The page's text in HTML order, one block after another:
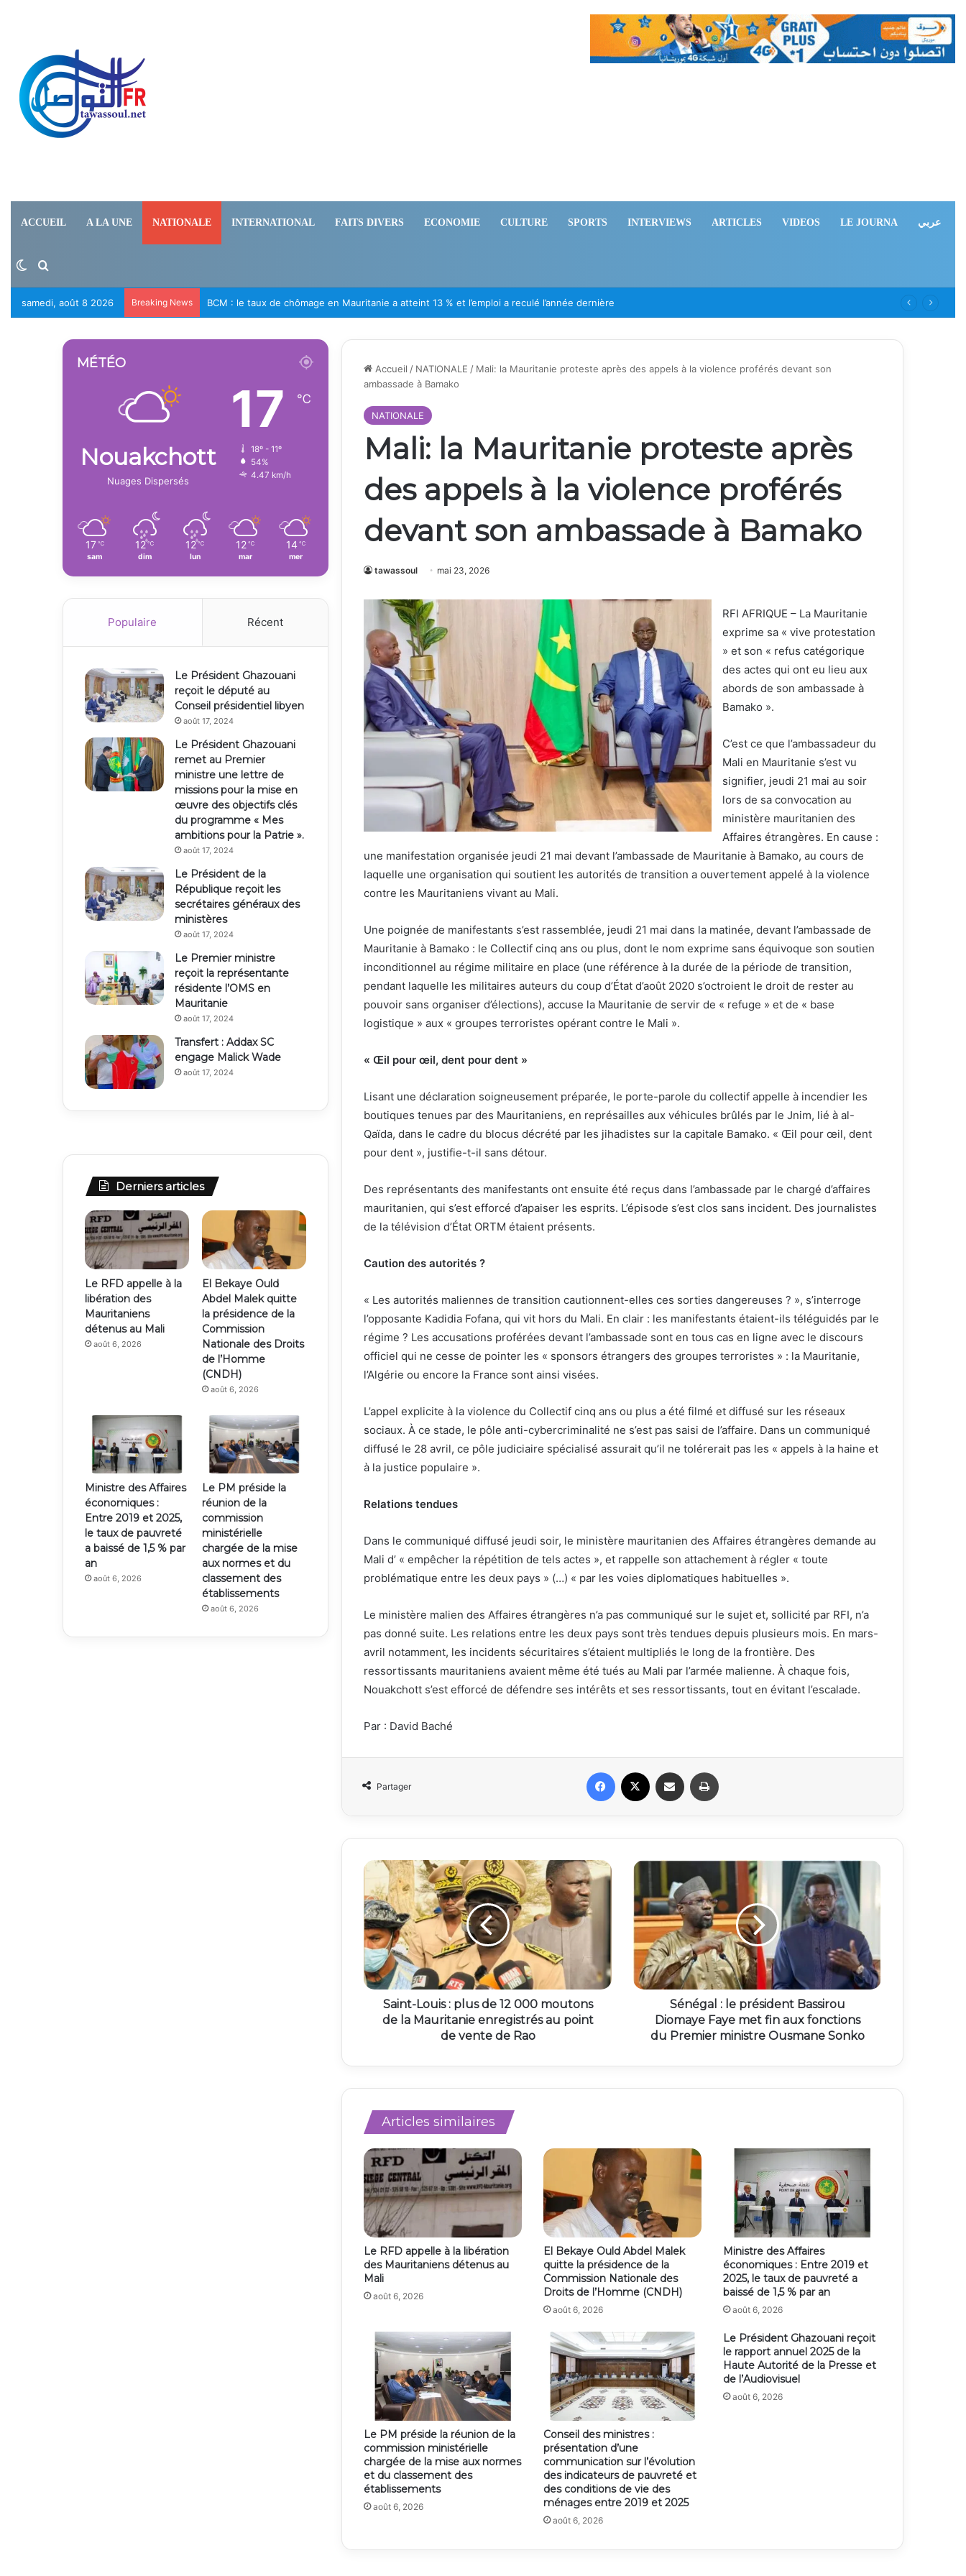
ACCUEIL A LA UNE NATIONALE INTERNATIONAL FAITS DIVERS ECONOMIE CULTURE SPORTS INTERVIEWS ARTICLES VIDEOS LE JOURNA عربي
Switch skin
Rechercher
samedi, août 8 2026 Breaking News Le RFD appelle à la libération des Mauritaniens détenus au Mali
Accueil / NATIONALE / Mali: la Mauritanie proteste après des appels à la violence proférés devant son
ambassade à Bamako
NATIONALE
Mali: la Mauritanie proteste après
des appels à la violence proférés
devant son ambassade à Bamako
tawassoul mai 23, 2026
RFI AFRIQUE – La Mauritanie
exprime sa « vive protestation
» et son « refus catégorique
des actes qui ont eu lieu aux
abords de son ambassade à
Bamako ».
C’est ce que l’ambassadeur du
Mali en Mauritanie s’est vu
signifier, jeudi 21 mai au soir
lors de sa convocation au
ministère mauritanien des
Affaires étrangères. En cause :
une manifestation organisée jeudi 21 mai devant l’ambassade de Mauritanie à Bamako, au cours de
laquelle une organisation qui soutient les autorités de transition a ouvertement appelé à la violence
contre les Mauritaniens vivant au Mali.
Une poignée de manifestants s’est rassemblée, jeudi 21 mai dans la matinée, devant l’ambassade de
Mauritanie à Bamako : le Collectif cinq ans ou plus, dont le nom exprime sans équivoque son soutien
inconditionnel au régime militaire en place (une référence à la durée de la période de transition,
pendant laquelle les militaires auteurs du coup d’État d’août 2020 s’octroient le droit de rester au
pouvoir sans organiser d’élections), accuse la Mauritanie de servir de « refuge » et de « base
logistique » aux « groupes terroristes opérant contre le Mali ».
« Œil pour œil, dent pour dent »
Lisant une déclaration soigneusement préparée, le porte-parole du collectif appelle à incendier les
boutiques tenues par des Mauritaniens, en représailles aux véhicules brûlés par le Jnim, lié à al-
Qaïda, dans le cadre du blocus décrété par les jihadistes sur la capitale Bamako. « Œil pour œil, dent
pour dent », justifie-t-il sans détour.
Des représentants des manifestants ont ensuite été reçus dans l’ambassade par le chargé d’affaires
mauritanien, qui s’est efforcé d’apaiser les esprits. L’épisode s’est clos sans incident. Des journalistes
de la télévision d’État ORTM étaient présents.
Caution des autorités ?
« Les autorités maliennes de transition cautionnent-elles ces sorties dangereuses ? », s’interroge
l’opposante Kadidia Fofana, qui vit hors du Mali. En clair : les manifestants étaient-ils téléguidés par le
régime ? Les accusations proférées devant l’ambassade sont en tous cas en ligne avec le discours
officiel qui ne cesse de pointer les « sponsors étrangers des groupes terroristes » : la Mauritanie,
l’Algérie ou encore la France sont ainsi visées.
L’appel explicite à la violence du Collectif cinq ans ou plus a été filmé et diffusé sur les réseaux
sociaux. À ce stade, le pôle anti-cybercriminalité ne s’est pas saisi de l’affaire. Dans un communiqué
diffusé le 28 avril, ce pôle judiciaire spécialisé assurait qu’il ne tolérerait pas les « ​​​​​​​appels à la haine et
à la justice populaire ».
Relations tendues
Dans le communiqué diffusé jeudi soir, le ministère mauritanien des Affaires étrangères demande au
Mali d’ « empêcher la répétition de tels actes », et rappelle son attachement à régler « ​​​​​​​toute
problématique entre les deux pays » (…) « par les voies diplomatiques habituelles ».
Le ministère malien des Affaires étrangères n’a pas communiqué sur le sujet et, sollicité par RFI, n’a
pas donné suite. Les relations entre les deux pays sont très tendues depuis plusieurs mois. En mars-
avril notamment, les incidents sécuritaires s’étaient multipliés le long de la frontière. Des
ressortissants mauritaniens avaient même été tués au Mali par l’armée malienne. À chaque fois,
Nouakchott s’est efforcé de défendre ses intérêts et ses ressortissants, tout en évitant l’escalade.
Par : David Baché
Partager
Facebook Partager par email
Saint-Louis : plus de 12 000 moutons
de la Mauritanie enregistrés au point
de vente de Rao
Sénégal : le président Bassirou
Diomaye Faye met fin aux fonctions
du Premier ministre Ousmane Sonko
Articles similaires
Le RFD appelle à la libération
des Mauritaniens détenus au
Mali
août 6, 2026
El Bekaye Ould Abdel Malek
quitte la présidence de la
Commission Nationale des
Droits de l’Homme (CNDH)
août 6, 2026
Ministre des Affaires
économiques : Entre 2019 et
2025, le taux de pauvreté a
baissé de 1,5 % par an
août 6, 2026
Le PM préside la réunion de la
commission ministérielle
chargée de la mise aux normes
et du classement des
établissements
août 6, 2026
Conseil des ministres :
présentation d’une
communication sur l’évolution
des indicateurs de pauvreté et
des conditions de vie des
ménages entre 2019 et 2025
août 6, 2026
Le Président Ghazouani reçoit
le rapport annuel 2025 de la
Haute Autorité de la Presse et
de l’Audiovisuel
août 6, 2026
MÉTÉO
Nouakchott
Nuages Dispersés
17 ℃
18º - 11º
54%
4.47 km/h
17 ℃
sam
12 ℃
dim
12 ℃
lun
12 ℃
mar
14 ℃
mer
Populaire Récent
Le Président Ghazouani
reçoit le député au
Conseil présidentiel libyen
août 17, 2024
Le Président Ghazouani
remet au Premier
ministre une lettre de
missions pour la mise en
œuvre des objectifs clés
du programme « Mes
ambitions pour la Patrie ».
août 17, 2024
Le Président de la
République reçoit les
secrétaires généraux des
ministères
août 17, 2024
Le Premier ministre
reçoit la représentante
résidente l’OMS en
Mauritanie
août 17, 2024
Transfert : Addax SC
engage Malick Wade
août 17, 2024
Derniers articles
Le RFD appelle à la
libération des
Mauritaniens
détenus au Mali
août 6, 2026
El Bekaye Ould
Abdel Malek quitte
la présidence de la
Commission
Nationale des Droits
de l’Homme
(CNDH)
août 6, 2026
Ministre des Affaires
économiques :
Entre 2019 et 2025,
le taux de pauvreté
a baissé de 1,5 % par
an
août 6, 2026
Le PM préside la
réunion de la
commission
ministérielle
chargée de la mise
aux normes et du
classement des
établissements
août 6, 2026